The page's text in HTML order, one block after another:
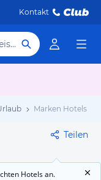
Kontakt
Hotel, Reiseziel
Marken Hotels
Teilen
Hotels an.